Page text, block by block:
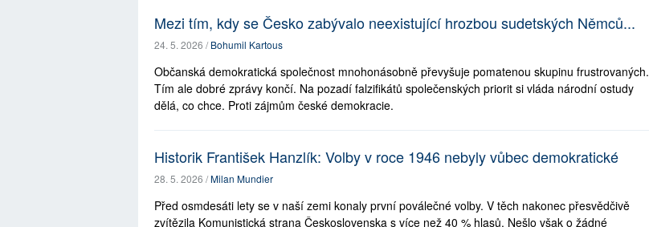
Mezi tím, kdy se Česko zabývalo neexistující hrozbou sudetských Němců...
24. 5. 2026 /Bohumil Kartous
Občanská demokratická společnost mnohonásobně převyšuje pomatenou skupinu frustrovaných.
Tím ale dobré zprávy končí. Na pozadí falzifikátů společenských priorit si vláda národní ostudy
dělá, co chce. Proti zájmům české demokracie.
Historik František Hanzlík: Volby v roce 1946 nebyly vůbec demokratické
28. 5. 2026 /Milan Mundier
Před osmdesáti lety se v naší zemi konaly první poválečné volby. V těch nakonec přesvědčivě
zvítězila Komunistická strana Československa s více než 40 % hlasů. Nešlo však o žádné